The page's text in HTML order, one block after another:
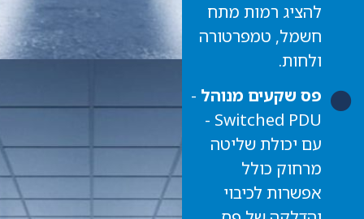
להציג רמות מתח
חשמל, טמפרטורה
ולחות.
פס שקעים מנוהל -
Switched PDU -
עם יכולת שליטה
מרחוק כולל
אפשרות לכיבוי